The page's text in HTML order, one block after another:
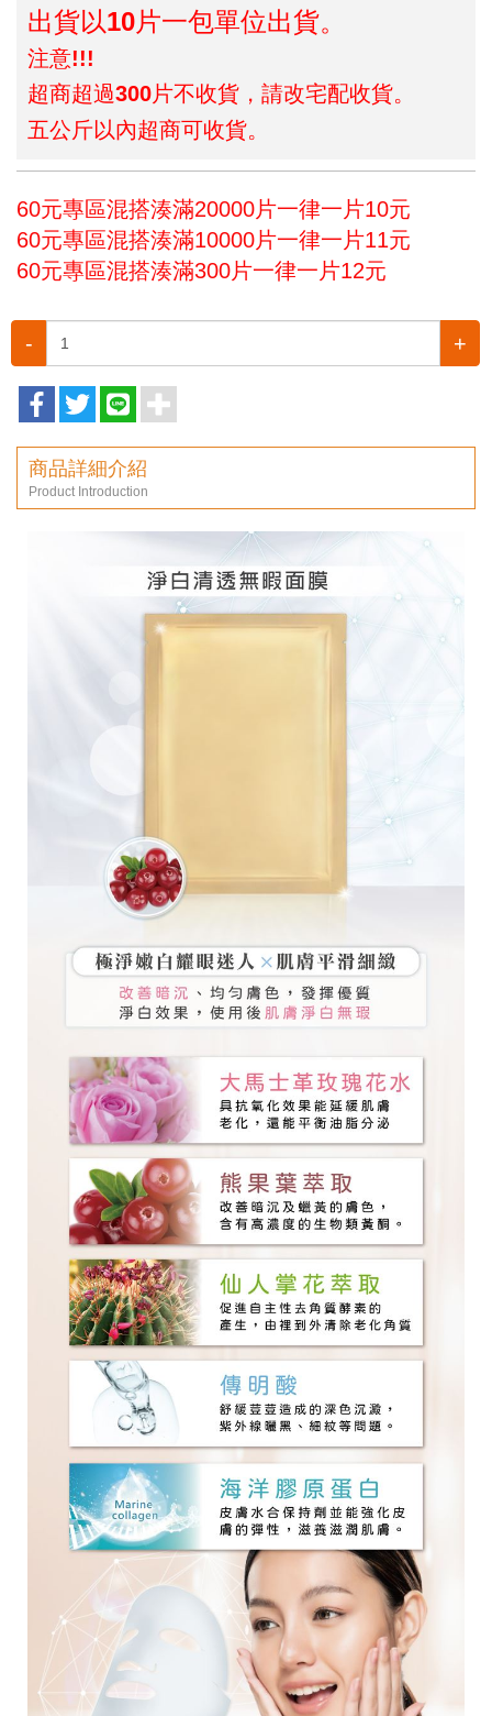
出貨以10片一包單位出貨。
注意!!!
超商超過300片不收貨，請改宅配收貨。
五公斤以內超商可收貨。
60元專區混搭湊滿20000片一律一片10元
60元專區混搭湊滿10000片一律一片11元
60元專區混搭湊滿300片一律一片12元
- +
商品詳細介紹
Product Introduction